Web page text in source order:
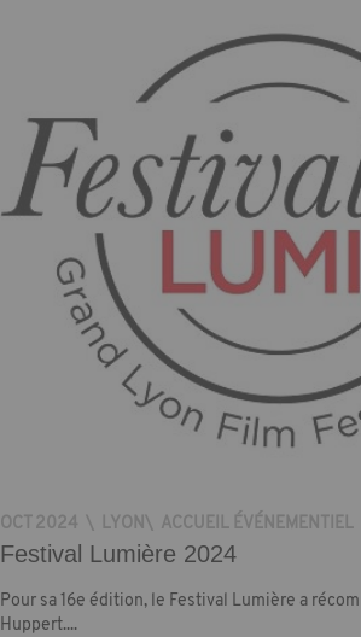
OCT 2024 \ LYON\ ACCUEIL ÉVÉNEMENTIEL
Festival Lumière 2024
Pour sa 16e édition, le Festival Lumière a
Huppert....